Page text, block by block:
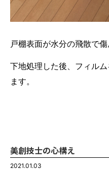
戸棚表面が水分の飛散で傷
下地処理した後、フィル
ます。
美創技士の心構え
2021.01.03